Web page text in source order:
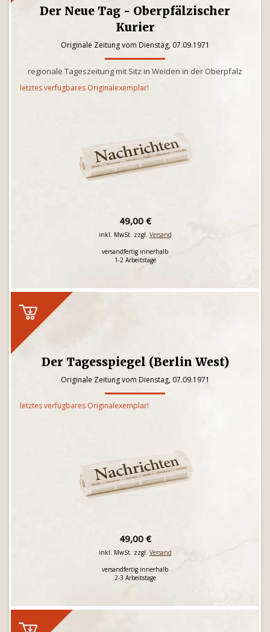
Der Neue Tag - Oberpfälzischer
Kurier
Originale Zeitung vom Dienstag, 07.09.1971
regionale Tageszeitung mit Sitz in Weiden in der Oberpfalz
letztes verfügbares Originalexemplar!
49,00 €
inkl. MwSt. zzgl. Versand
versandfertig innerhalb
1-2 Arbeitstage
Der Tagesspiegel (Berlin West)
Originale Zeitung vom Dienstag, 07.09.1971
letztes verfügbares Originalexemplar!
49,00 €
inkl. MwSt. zzgl. Versand
versandfertig innerhalb
2-3 Arbeitstage